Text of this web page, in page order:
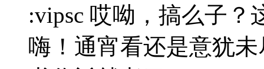
:vipsc 哎呦，搞么子？
嗨！通宵看还是意犹